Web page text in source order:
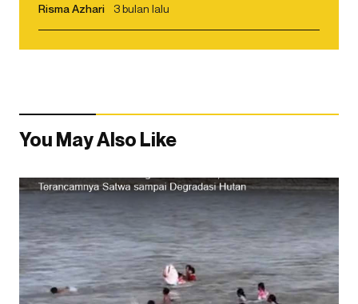
Risma Azhari 3 bulan lalu
You May Also Like